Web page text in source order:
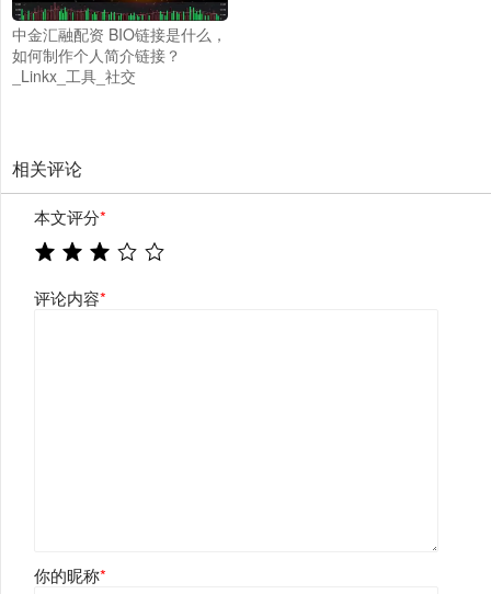
中金汇融配资 BIO链接是什么，
如何制作个人简介链接？
_Linkx_工具_社交
相关评论
本文评分*
评论内容*
你的昵称*